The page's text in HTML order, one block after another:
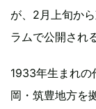
が、2月上旬か
ラムで公開される
1933年生まれの
岡・筑豊地方を